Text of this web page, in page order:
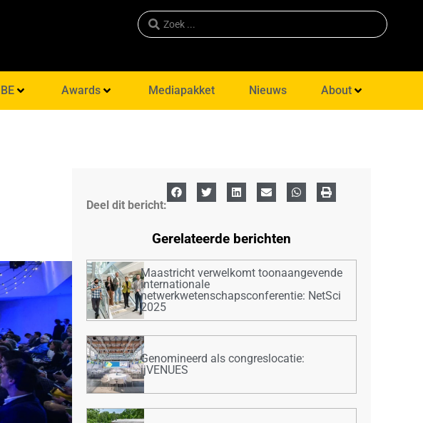
Awards Mediapakket Nieuws About
Deel dit bericht:
Gerelateerde berichten
Maastricht verwelkomt toonaangevende
internationale
netwerkwetenschapsconferentie: NetSci
2025
Genomineerd als congreslocatie:
ijVENUES